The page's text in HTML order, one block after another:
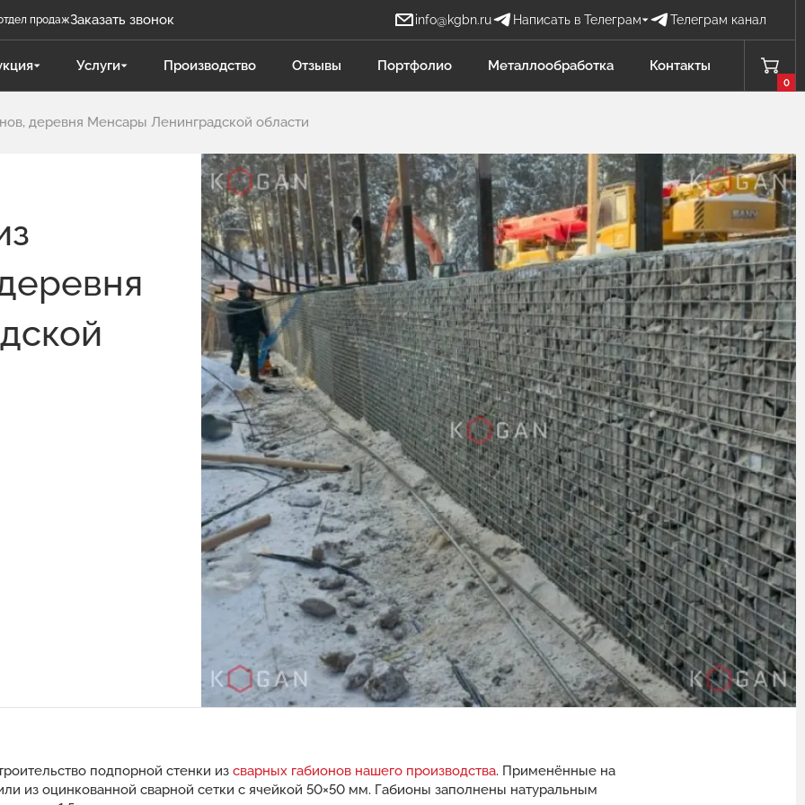
продажЗаказать звонок info@kgbn.ru Написать в Телеграм Телеграм канал
Задать вопрос БН Бова Наталья
Отдел продаж
Даниленко Иван
ПС Поликарпова Светлана
Отдел продаж
СВ Садков Владимир
Отдел продаж Защита от БПЛА
ЧД Чукова Дарья
Отдел продаж Гидравлика
ЛЮ Личагина Юлия
Отдел продаж Металлообработка
Услуги Производство Отзывы Портфолио Металлообработка Контакты
0
деревня Менсары Ленинградской области
подпорной стенки из сварных габионов нашего производства. Применённые на
из оцинкованной сварной сетки с ячейкой 50×50 мм. Габионы заполнены натуральным